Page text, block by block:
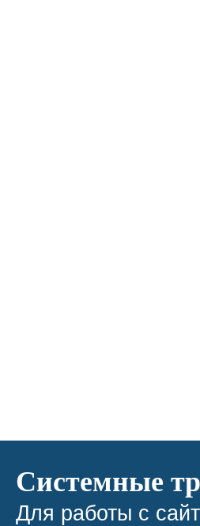
Системные
Для работы с